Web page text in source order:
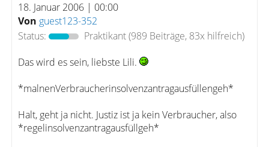
18. Januar 2006 | 00:00
Von guest123-352
Status:
Praktikant(989 Beiträge, 83x hilfreich)
Das wird es sein, liebste Lili.
*malnenVerbraucherinsolvenzantragausfüllengeh*
Halt, geht ja nicht. Justiz ist ja kein Verbraucher, also
*regelinsolvenzantragausfüllgeh*